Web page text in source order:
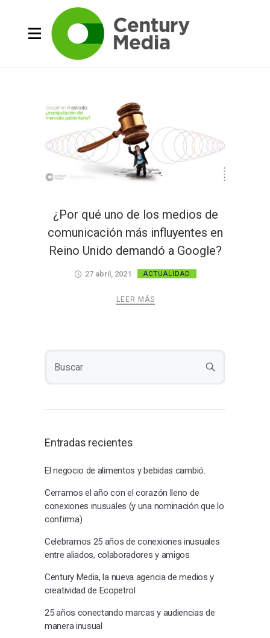
¿Por qué uno de los medios de
comunicación más influyentes en
Reino Unido demandó a Google?
27 abril, 2021 ACTUALIDAD
LEER MÁS
Entradas recientes
El negocio de alimentos y bebidas cambió.
Cerramos el año con el corazón lleno de
conexiones inusuales (y una nominación que lo
confirma)
Celebramos 25 años de conexiones inusuales
entre aliados, colaboradores y amigos
Century Media, la nueva agencia de medios y
creatividad de Ecopetrol
25 años conectando marcas y audiencias de
manera inusual